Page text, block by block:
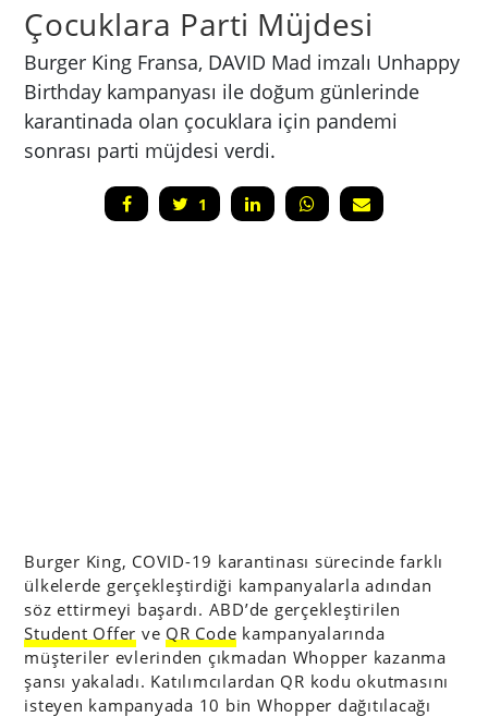
Çocuklara Parti Müjdesi
Burger King Fransa, DAVID Mad imzalı Unhappy
Birthday kampanyası ile doğum günlerinde
karantinada olan çocuklara için pandemi
sonrası parti müjdesi verdi.
1
Burger King, COVID-19 karantinası sürecinde farklı
ülkelerde gerçekleştirdiği kampanyalarla adından
söz ettirmeyi başardı. ABD’de gerçekleştirilen
Student Offer ve QR Code kampanyalarında
müşteriler evlerinden çıkmadan Whopper kazanma
şansı yakaladı. Katılımcılardan QR kodu okutmasını
isteyen kampanyada 10 bin Whopper dağıtılacağı